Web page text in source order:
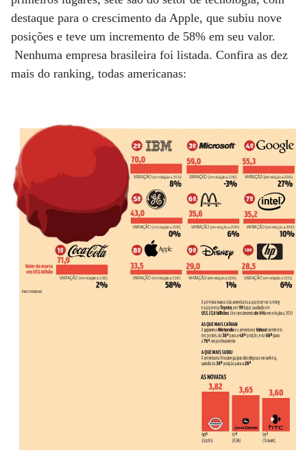
destaque para o crescimento da Apple, que subiu nove
posições e teve um incremento de 58% em seu valor.
Nenhuma empresa brasileira foi listada. Confira as dez
mais do ranking, todas americanas: